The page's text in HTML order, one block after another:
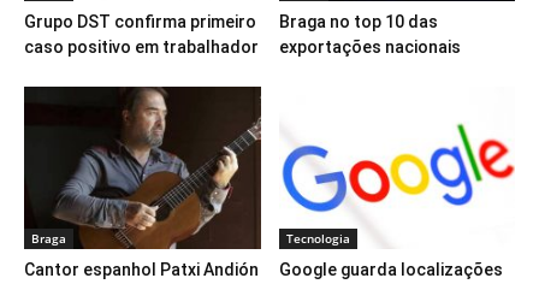
Grupo DST confirma primeiro
caso positivo em trabalhador
Braga no top 10 das
exportações nacionais
Braga
Cantor espanhol Patxi Andión
Tecnologia
Google guarda localizações